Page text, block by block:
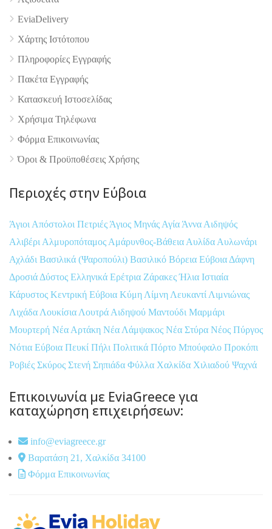
EviaDelivery
Χάρτης Ιστότοπου
Πληροφορίες Εγγραφής
Πακέτα Εγγραφής
Κατασκευή Ιστοσελίδας
Χρήσιμα Τηλέφωνα
Φόρμα Επικοινωνίας
Όροι & Προϋποθέσεις Xρήσης
Περιοχές στην Εύβοια
Άγιοι Απόστολοι Πετριές Άγιος Μηνάς Αγία Άννα Αιδηψός
Αλιβέρι Αλμυροπόταμος Αμάρυνθος-Βάθεια Αυλίδα Αυλωνάρι
Αχλάδι Βασιλικά (Ψαροπούλι) Βασιλικό Βόρεια Εύβοια Δάφνη
Δροσιά Δύστος Ελληνικά Ερέτρια ΖάρακεςΉλια Ιστιαία
Κάρυστος Κεντρική Εύβοια Κύμη Λίμνη Λευκαντί Λιμνιώνας
Λιχάδα Λουκίσια Λουτρά Αιδηψού Μαντούδι Μαρμάρι
Μουρτερή Νέα Αρτάκη Νέα Λάμψακος Νέα Στύρα Νέος Πύργος
Νότια Εύβοια Πευκί Πήλι Πολιτικά Πόρτο Μπούφαλο Προκόπι
Ροβιές Σκύρος Στενή Σηπιάδα Φύλλα Χαλκίδα Χιλιαδού Ψαχνά
Επικοινωνία με EviaGreece για
καταχώρηση επιχειρήσεων:
info@eviagreece.gr
Βαρατάση 21, Χαλκίδα 34100
Φόρμα Επικοινωνίας